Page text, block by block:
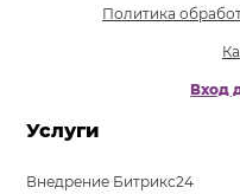
Политика
Вход
Услуги
Внедрение Битрикс24